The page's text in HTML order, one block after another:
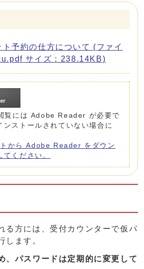
ト予約の仕方について (ファイ
サイズ：238.14KB)
覧には Adobe Reader が必要で
ンストールされていない場合に
から Adobe Reader をダウン
てください。
る方には、受付カウンターで仮パ
します。
、パスワードは定期的に変更して